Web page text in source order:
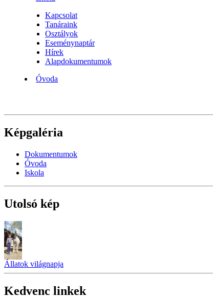
Kapcsolat
Tanáraink
Osztályok
Eseménynaptár
Hírek
Alapdokumentumok
Óvoda
Képgaléria
Dokumentumok
Óvoda
Iskola
Utolsó kép
Állatok világnapja
Kedvenc linkek